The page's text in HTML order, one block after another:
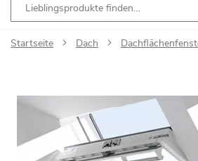
Startseite Dach
der
Bildgalerie
springen